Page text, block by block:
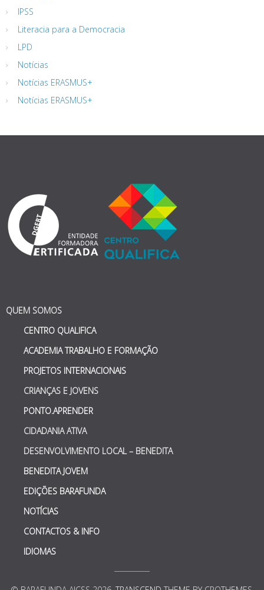
IPSS
Literacia para a Democracia
LPD
Notícias
Notícias ERASMUS+
Notícias ERASMUS+
QUEM SOMOS
CENTRO QUALIFICA
ACADEMIA TRABALHO E FORMAÇÃO
PROJETOS INTERNACIONAIS
CRIANÇAS E JOVENS
PONTO.APRENDER
CIDADANIA ATIVA
DESENVOLVIMENTO LOCAL – BENEDITA
BENEDITA JOVEM
EDIÇÕES BARAFUNDA
NOTÍCIAS
CONTACTOS & INFO
IDIOMAS